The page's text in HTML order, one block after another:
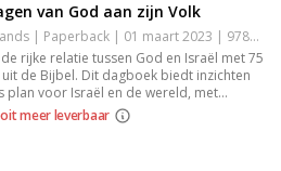
van God aan zijn Volk
Nederlands | Paperback | 01 maart 2023 | 9789055606177
rijke relatie tussen God en Israël met 75
de Bijbel. Dit dagboek biedt inzichten
plan voor Israël en de wereld, met
toepassingen en gebeden. Ontdek
en trouw door de eeuwen heen, en
meer leverbaar